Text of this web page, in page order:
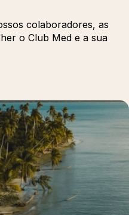
colaboradores, as
o Club Med e a sua